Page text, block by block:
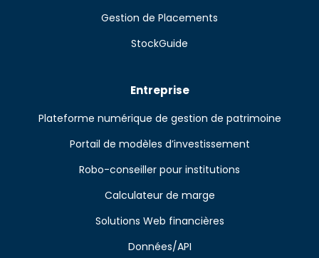
Gestion de Placements
StockGuide
Entreprise
Plateforme numérique de gestion de patrimoine
Portail de modèles d’investissement
Robo-conseiller pour institutions
Calculateur de marge
Solutions Web financières
Données/API